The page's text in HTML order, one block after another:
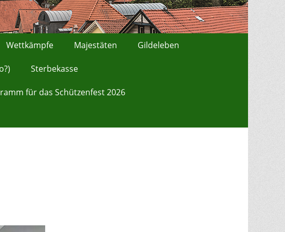
Wettkämpfe Majestäten Gildeleben
Sterbekasse
für das Schützenfest 2026